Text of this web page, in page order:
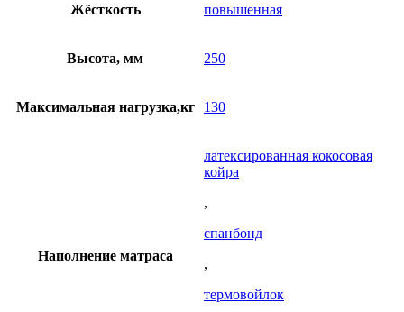
Жёсткость повышенная
Высота, мм 250
Максимальная нагрузка,кг 130
Наполнение матраса
латексированная кокосовая
койра
,
спанбонд
,
термовойлок